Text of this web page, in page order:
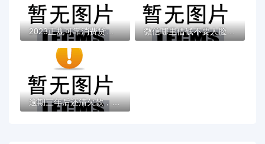
2023正规可靠消费贷款平台名单及申请攻略 微信哪里借钱不要人脸的话，可以看看这5个放...
逾期三年后还清欠款，个人信用真的能恢复吗...